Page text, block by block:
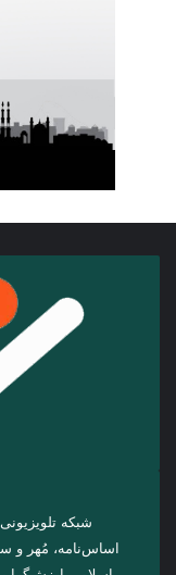
شبکه
اساس‌نامه، مُهر و